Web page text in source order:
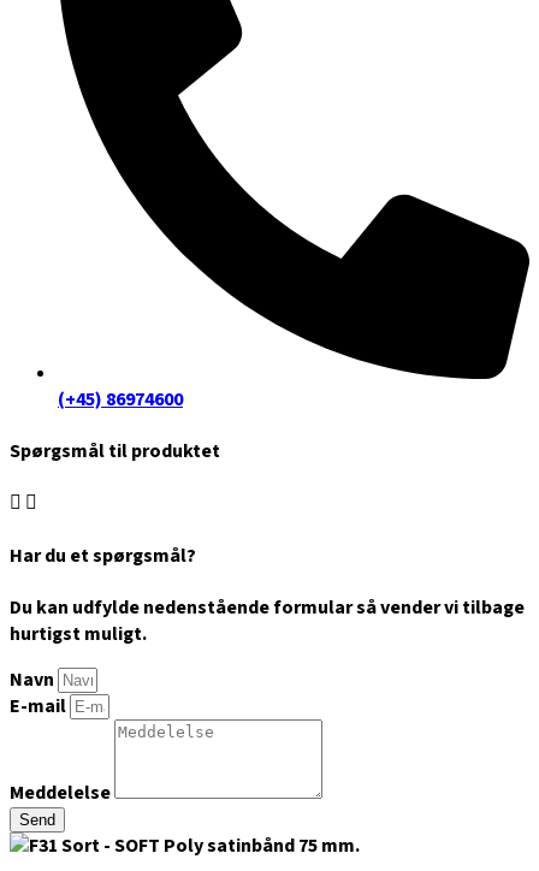
(+45) 86974600
Spørgsmål til produktet
Har du et spørgsmål?
Du kan udfylde nedenstående formular så vender vi tilbage
hurtigst muligt.
Navn
E-mail
Meddelelse
Send